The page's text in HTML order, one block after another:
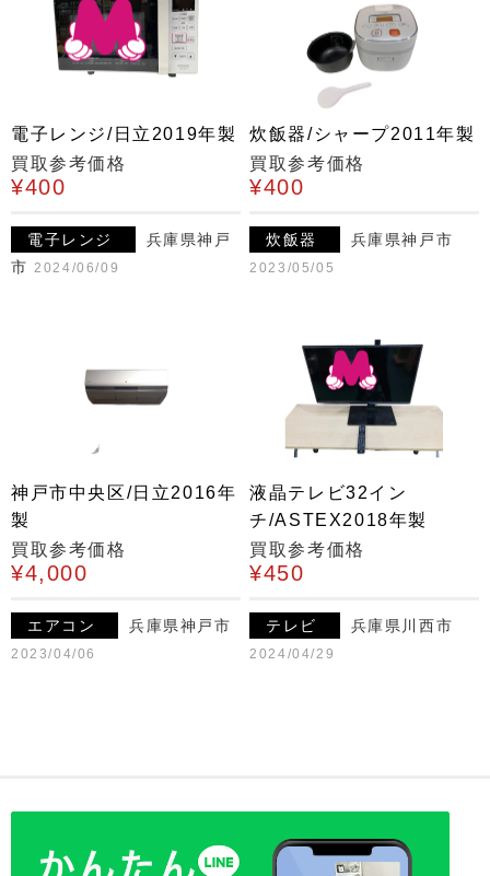
電子レンジ/日立2019年製
買取参考価格
¥400
電子レンジ
兵庫県神戸
市 2024/06/09
炊飯器/シャープ2011年製
買取参考価格
¥400
炊飯器 兵庫県神戸市
2023/05/05
神戸市中央区/日立2016年
製
買取参考価格
¥4,000
エアコン 兵庫県神戸市
2023/04/06
液晶テレビ32イン
チ/ASTEX2018年製
買取参考価格
¥450
テレビ 兵庫県川西市
2024/04/29